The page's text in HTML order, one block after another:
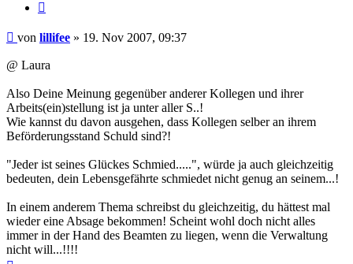
Beitrag
von lillifee » 19. Nov 2007, 09:37
@ Laura
Also Deine Meinung gegenüber anderer Kollegen und ihrer
Arbeits(ein)stellung ist ja unter aller S..!
Wie kannst du davon ausgehen, dass Kollegen selber an ihrem
Beförderungsstand Schuld sind?!
"Jeder ist seines Glückes Schmied.....", würde ja auch gleichzeitig
bedeuten, dein Lebensgefährte schmiedet nicht genug an seinem...!
In einem anderem Thema schreibst du gleichzeitig, du hättest mal
wieder eine Absage bekommen! Scheint wohl doch nicht alles
immer in der Hand des Beamten zu liegen, wenn die Verwaltung
nicht will...!!!!